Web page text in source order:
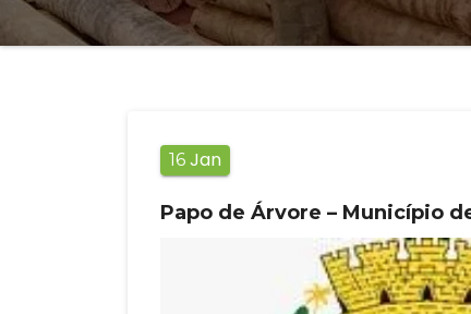
16 Jan
Papo de Árvore – Município